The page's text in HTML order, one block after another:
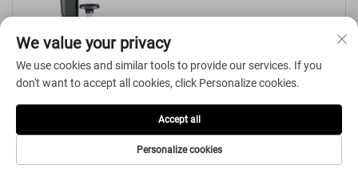
LP050 সোল্ডারিং মাইক্রোস্কোপ ফ্লেক্স স্ট্যান্ড সহ 5-ইঞ্চির IPS স্ক্রিন 1080P 8 LED রিং
লাইট
We value your privacy
We use cookies and similar tools to provide our services. If you
don't want to accept all cookies, click Personalize cookies.
Personalize cookies
Accept all